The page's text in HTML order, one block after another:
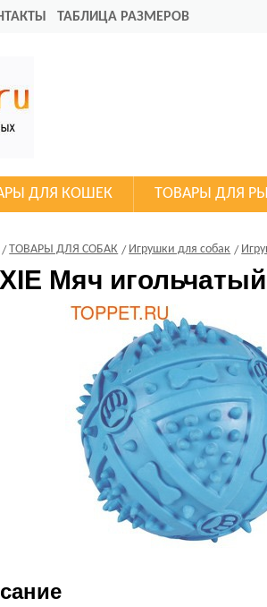
ТАБЛИЦА РАЗМЕРОВ
ДЛЯ КОШЕК ТОВАРЫ ДЛЯ
ТОВАРЫ ДЛЯ СОБАК Игрушки для собак
Мяч